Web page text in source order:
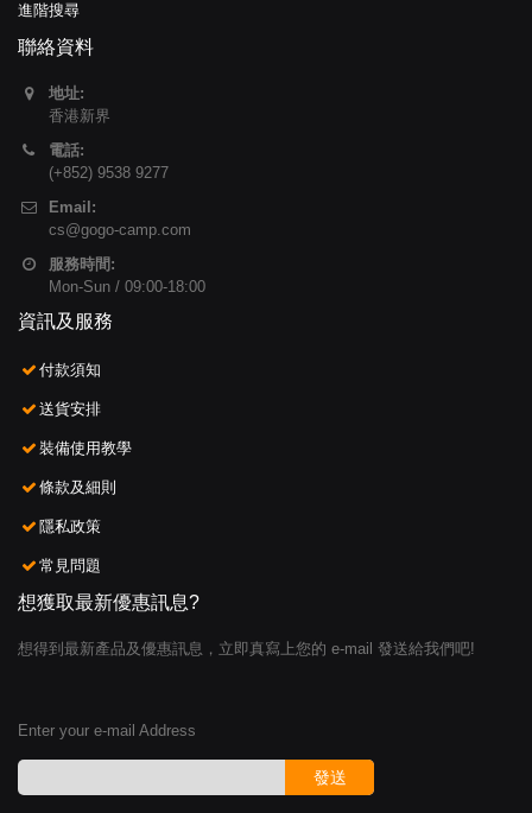
進階搜尋
聯絡資料
地址:
香港新界
電話:
(+852) 9538 9277
Email:
cs@gogo-camp.com
服務時間:
Mon-Sun / 09:00-18:00
資訊及服務
付款須知
送貨安排
裝備使用教學
條款及細則
隱私政策
常見問題
想獲取最新優惠訊息?
想得到最新產品及優惠訊息，立即真寫上您的 e-mail 發送給我們吧!
Enter your e-mail Address
發送